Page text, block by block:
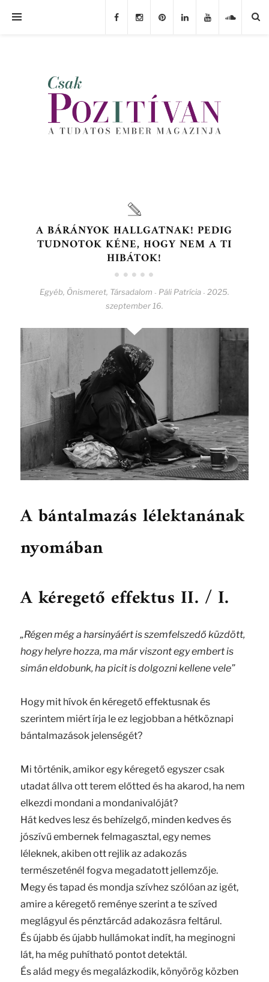
A BÁRÁNYOK HALLGATNAK! PEDIG
TUDNOTOK KÉNE, HOGY NEM A TI
HIBÁTOK!
Egyéb, Önismeret, Társadalom - Páli Patrícia - 2025.
szeptember 16.
A bántalmazás lélektanának
nyomában
A kéregető effektus II. / I.
„Régen még a harsinyáért is szemfelszedő küzdött,
hogy helyre hozza, ma már viszont egy embert is
simán eldobunk, ha picit is dolgozni kellene vele”
Hogy mit hívok én kéregető effektusnak és
szerintem miért írja le ez legjobban a hétköznapi
bántalmazások jelenségét?
Mi történik, amikor egy kéregető egyszer csak
utadat állva ott terem előtted és ha akarod, ha nem
elkezdi mondani a mondanivalóját?
Hát kedves lesz és behízelgő, minden kedves és
jószívű embernek felmagasztal, egy nemes
léleknek, akiben ott rejlik az adakozás
természeténél fogva megadatott jellemzője.
Megy és tapad és mondja szívhez szólóan az igét,
amire a kéregető reménye szerint a te szíved
meglágyul és pénztárcád adakozásra feltárul.
És újabb és újabb hullámokat indít, ha meginogni
lát, ha még puhítható pontot detektál.
És alád megy és megalázkodik, könyörög közben